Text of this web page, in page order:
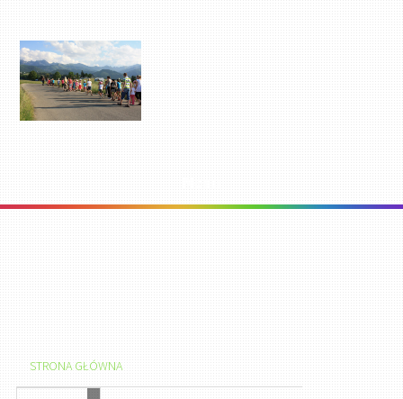
STRONA GŁÓWNA